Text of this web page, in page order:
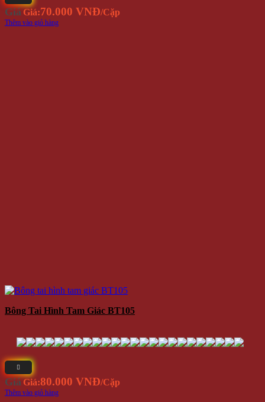
Giá Giá:70.000 VNĐ/Cặp
Thêm vào giỏ hàng
Bông Tai Hình Tam Giác BT105
Giá Giá:80.000 VNĐ/Cặp
Thêm vào giỏ hàng